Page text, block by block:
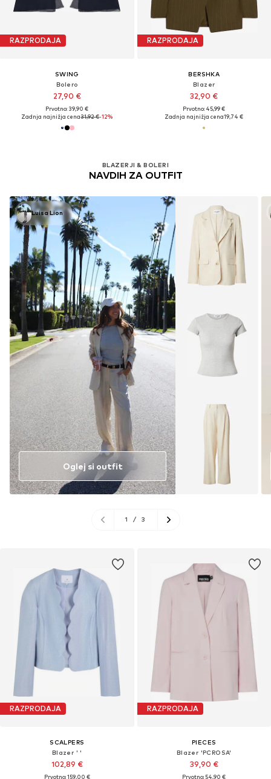
RAZPRODAJA
SWING
Bolero
27,90 €
Prvotno: 39,90 €
Zadnja najnižja cena31,92 €-12%
RAZPRODAJA
BERSHKA
Blazer
32,90 €
Prvotno: 45,99 €
Zadnja najnižja cena19,74 €
RAZPRODAJA
SCALPERS
Blazer ' '
102,89 €
Prvotno: 159,00 €
RAZPRODAJA
PIECES
Blazer 'PCROSA'
39,90 €
Prvotno: 54,90 €
BLAZERJI & BOLERI
NAVDIH ZA OUTFIT
Luisa Lion
Oglej si outfit
1 / 3